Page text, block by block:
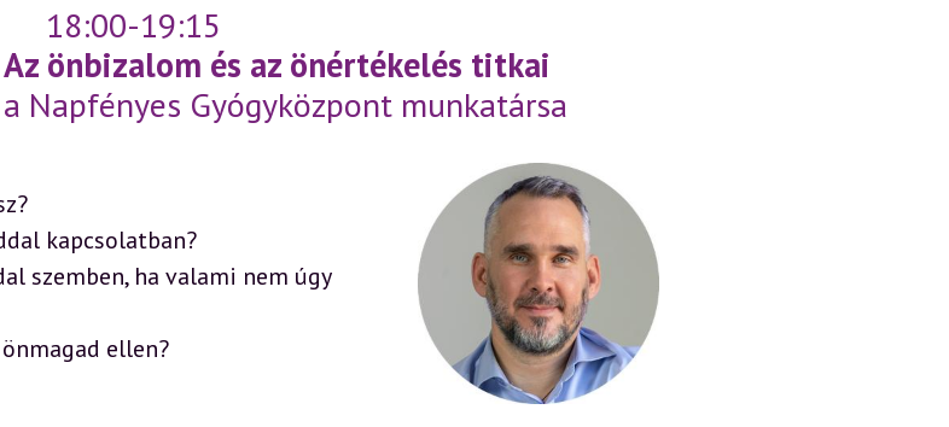
18:00-19:15
önbizalom és az önértékelés titkai
Napfényes Gyógyközpont munkatársa
kapcsolatban?
szemben, ha valami nem úgy
ellen?